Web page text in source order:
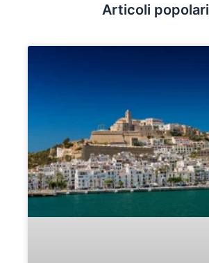
Articoli popolari